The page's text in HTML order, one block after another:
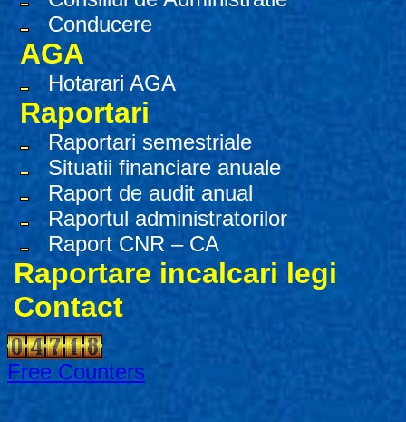
Conducere
AGA
Hotarari AGA
Raportari
Raportari semestriale
Situatii financiare anuale
Raport de audit anual
Raportul administratorilor
Raport CNR – CA
Raportare incalcari legi
Contact
Free Counters